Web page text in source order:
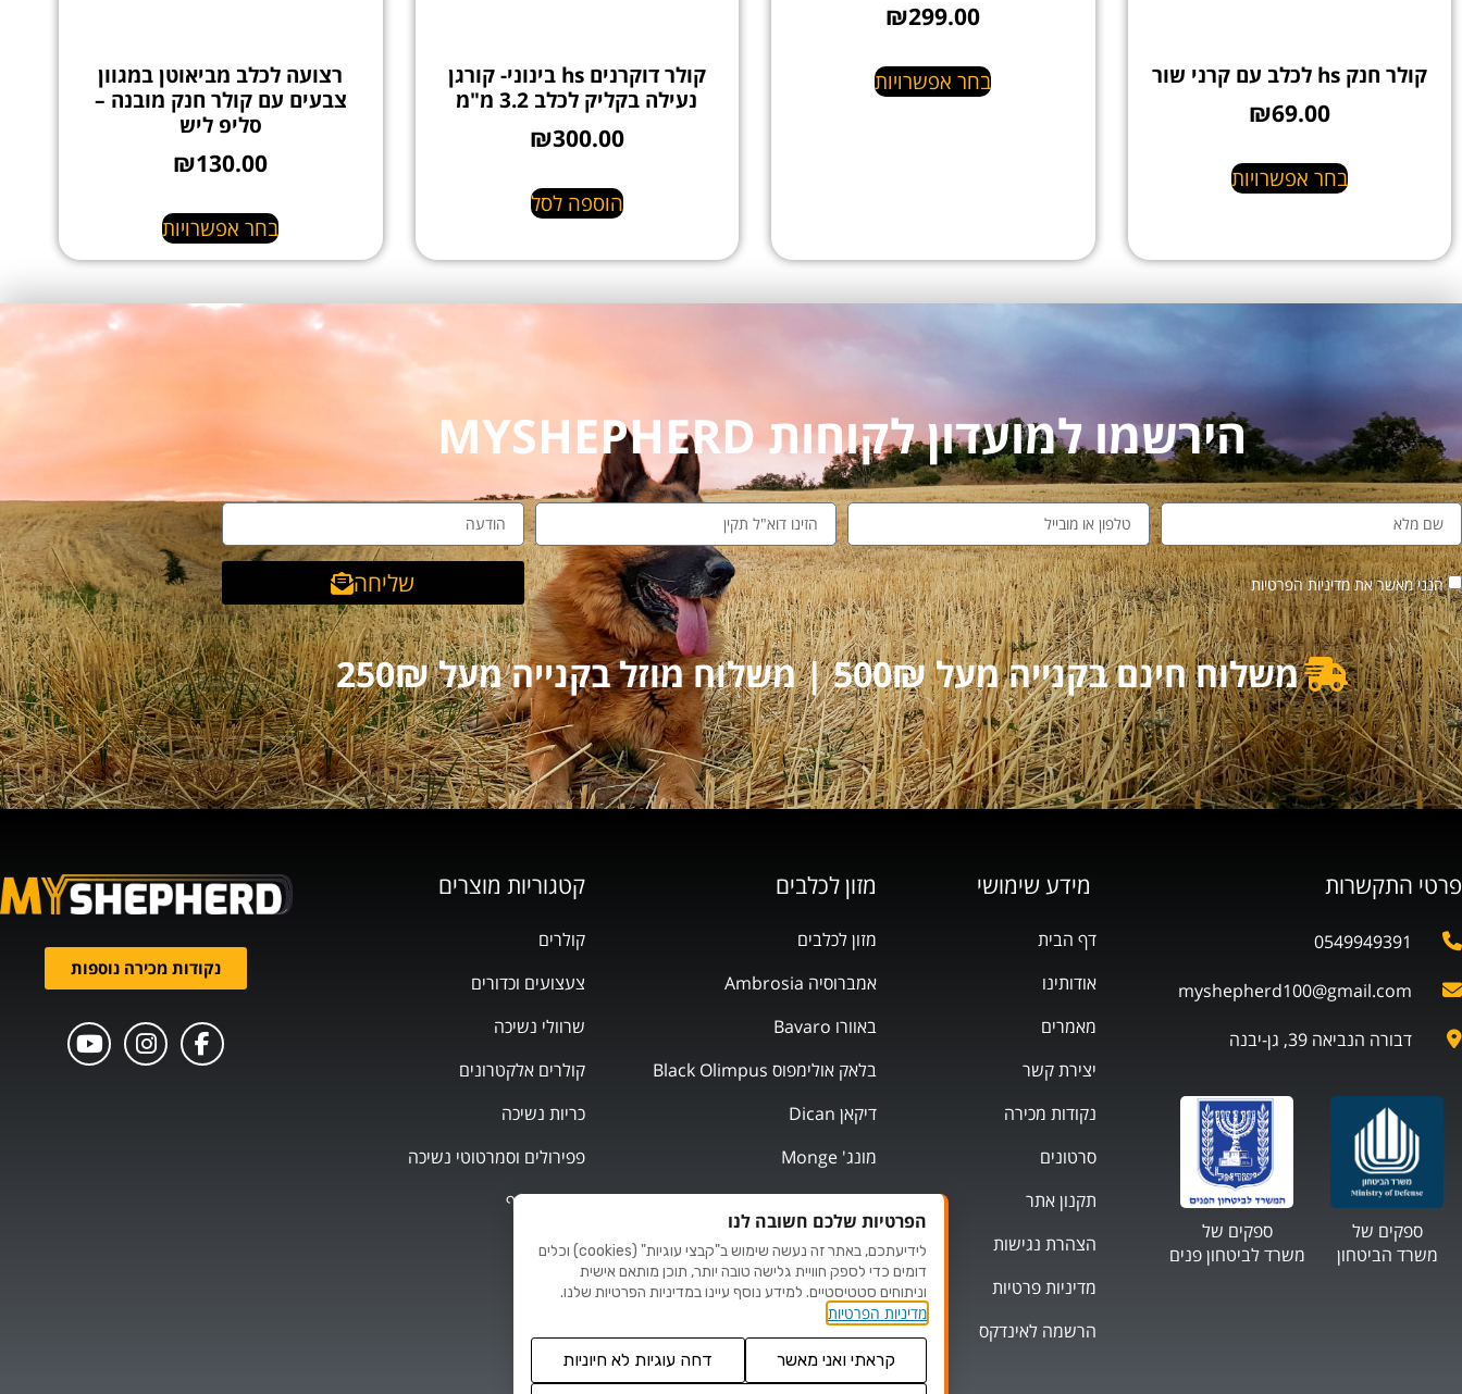
קולר חנק hs לכלב עם קרני שור
₪69.00
בחר אפשרויות
₪299.00
בחר אפשרויות
קולר דוקרנים hs בינוני- קורגן
נעילה בקליק לכלב 3.2 מ"מ
₪300.00
הוספה לסל
רצועה לכלב מביאוטן במגוון
צבעים עם קולר חנק מובנה –
סליפ ליש
₪130.00
בחר אפשרויות
הירשמו למועדון לקוחות MYSHEPHERD
הנני מאשר את מדיניות הפרטיות שליחה
משלוח חינם בקנייה מעל 500₪ | משלוח מוזל בקנייה מעל 250₪
פרטי התקשרות
0549949391
myshepherd100@gmail.com
דבורה הנביאה 39, גן-יבנה
ספקים של
משרד הביטחון
ספקים של
משרד לביטחון פנים
מידע שימושי
דף הבית
אודותינו
מאמרים
יצירת קשר
נקודות מכירה
סרטונים
תקנון אתר
הצהרת נגישות
מדיניות פרטיות
הרשמה לאינדקס
מזון לכלבים
מזון לכלבים
אמברוסיה Ambrosia
באוורו Bavaro
בלאק אולימפוס Black Olimpus
דיקאן Dican
מונג' Monge
קטגוריות מוצרים
קולרים
צעצועים וכדורים
שרוולי נשיכה
קולרים אלקטרונים
כריות נשיכה
פפירולים וסמרטוטי נשיכה
מוצרי אילוף
נקודות מכירה נוספות
הפרטיות שלכם חשובה לנו
לידיעתכם, באתר זה נעשה שימוש ב"קבצי עוגיות" (cookies) וכלים
דומים כדי לספק חוויית גלישה טובה יותר, תוכן מותאם אישית
וניתוחים סטטיסטיים. למידע נוסף עיינו במדיניות הפרטיות שלנו.
מדיניות הפרטיות
קראתי ואני מאשר דחה עוגיות לא חיוניות